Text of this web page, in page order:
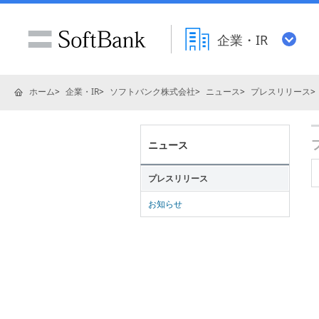
企業・IR
ホーム 企業・IR ソフトバンク株式会社 ニュース プレスリリース
ニュース
プレスリリース
お知らせ